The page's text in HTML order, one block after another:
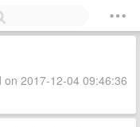
2017-12-04 09:46:36